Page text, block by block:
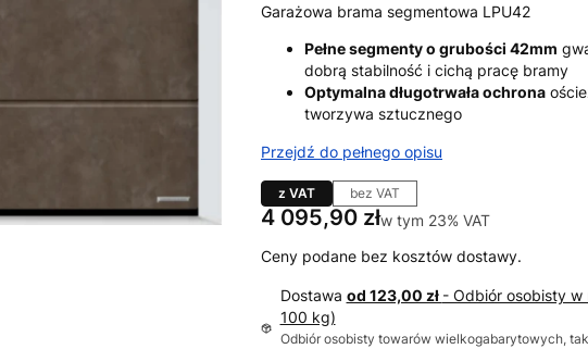
Garażowa brama segmentowa LPU42
Pełne segmenty o grubości 42mm
dobrą stabilność i cichą pracę bramy
Optymalna długotrwała ochrona
tworzywa sztucznego
Przejdź do pełnego opisu
z VAT bez VAT
Cena
4 095,90 złw tym 23% VAT
w tym 23% VAT
Ceny podane bez kosztów dostawy.
Dostawa od 123,00 zł - Odbiór osobisty
100 kg)
Odbiór osobisty towarów wielkogabarytowych,